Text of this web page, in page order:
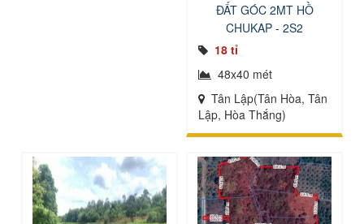
ĐẤT GÓC 2MT HỒ
CHUKAP - 2S2
18 tỉ
48x40 mét
Tân Lập(Tân Hòa, Tân
Lập, Hòa Thắng)